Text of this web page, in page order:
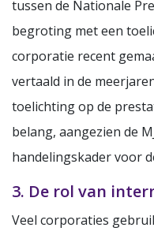
tussen de Nationale
begroting met een
corporatie recent
vertaald in de
toelichting op de
belang, aangezien de
handelingskader voor
3. De rol van
Veel corporaties